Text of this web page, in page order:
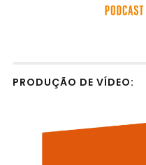
PRODUÇÃO DE VÍDEO: